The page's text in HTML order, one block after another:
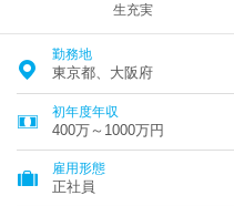
生充実
勤務地
東京都、大阪府
初年度年収
400万～1000万円
雇用形態
正社員